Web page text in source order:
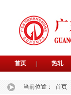
首页 热轧
当前位置： 首页